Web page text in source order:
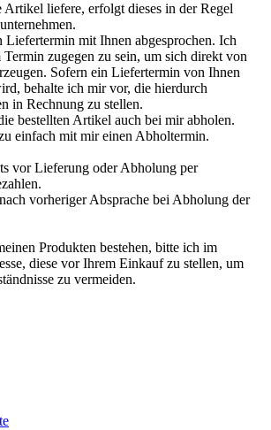
Artikel liefere, erfolgt dieses in der Regel
mit Ihnen abgesprochen. Ich
Termin zugegen zu sein, um sich direkt von
Sofern ein Liefertermin von Ihnen
behalte ich mir vor, die hierdurch
in Rechnung zu stellen.
bestellten Artikel auch bei mir abholen.
einfach mit mir einen Abholtermin.
vor Lieferung oder Abholung per
vorheriger Absprache bei Abholung der
Produkten bestehen, bitte ich im
diese vor Ihrem Einkauf zu stellen, um
zu vermeiden.